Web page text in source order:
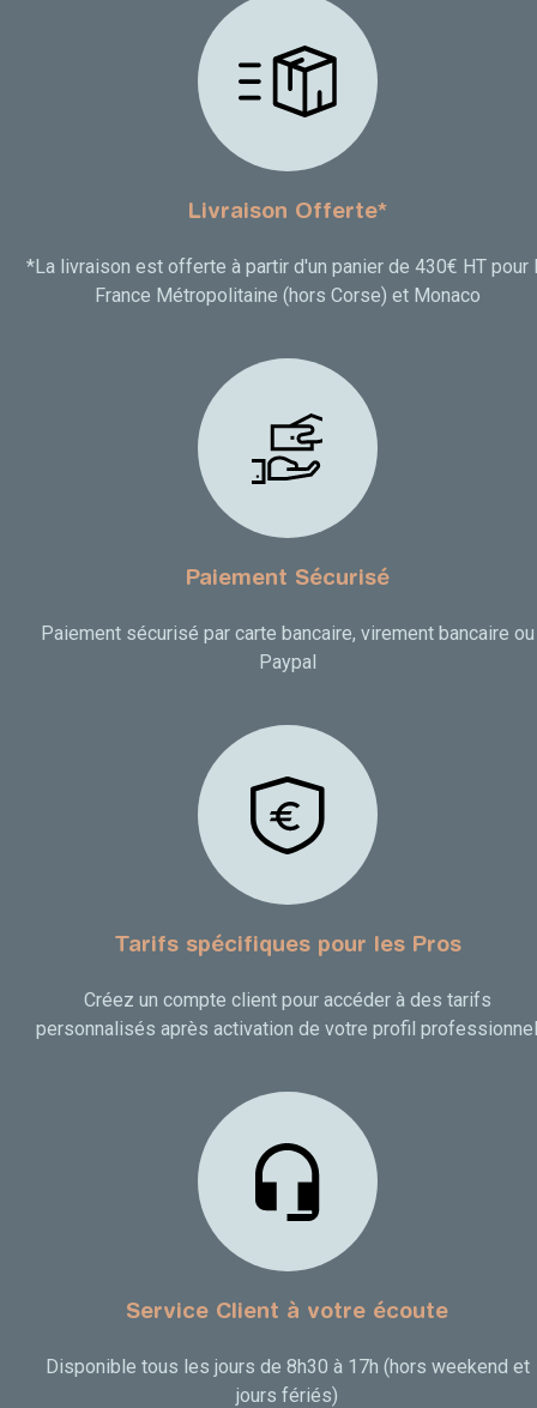
Livraison Offerte*
*La livraison est offerte à partir d'un panier de 430€ HT pour
France Métropolitaine (hors Corse) et Monaco
Paiement Sécurisé
Paiement sécurisé par carte bancaire, virement bancaire ou
Paypal
Tarifs spécifiques pour les Pros
Créez un compte client pour accéder à des tarifs
personnalisés après activation de votre profil professionnel
Service Client à votre écoute
Disponible tous les jours de 8h30 à 17h (hors weekend et
jours fériés)